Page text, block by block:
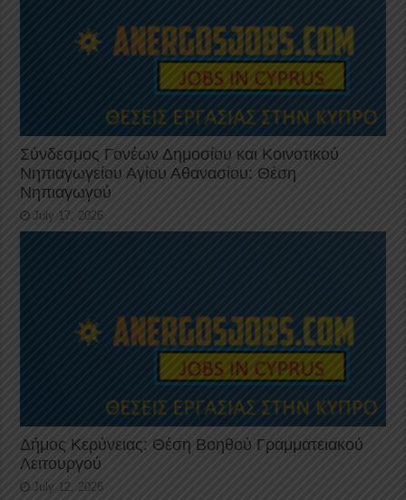
Σύνδεσμος Γονέων Δημοσίου και Κοινοτικού
Νηπιαγωγείου Αγίου Αθανασίου: Θέση
Νηπιαγωγού
July 17, 2026
Δήμος Κερύνειας: Θέση Βοηθού Γραμματειακού
Λειτουργού
July 12, 2026